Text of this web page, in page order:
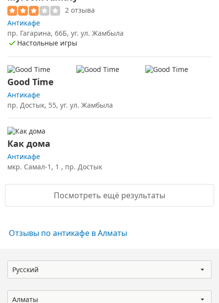
2 отзыва
Антикафе
пр. Гагарина, 66Б, уг. ул. Жамбыла
Настольные игры
Good Time
Антикафе
пр. Достык, 55, уг. ул. Жамбыла
Как дома
Антикафе
мкр. Самал-1, 1 , пр. Достык
Посмотреть ещё результаты
Отзывы по антикафе в Алматы
Русский
Алматы